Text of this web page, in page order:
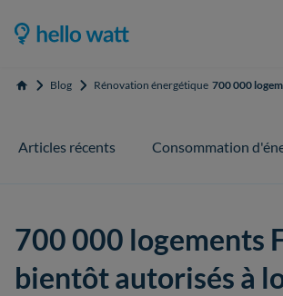
Accueil Blog Rénovation énergétique 700 000
Articles récents Consommation
700 000 logements
bientôt autorisés à